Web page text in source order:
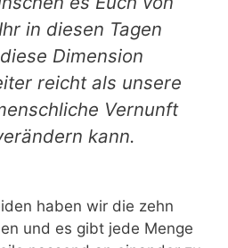
in diesen Tagen
Dimension
reicht als unsere
Vernunft
kann.
haben wir die zehn
und es gibt jede Menge